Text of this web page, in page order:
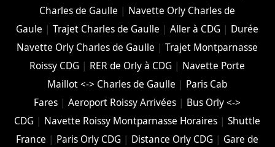
Charles de Gaulle | Navette Orly Charles de
Gaule |Trajet Charles de Gaulle |Aller à CDG | Durée
Navette Orly Charles de Gaulle |Trajet Montparnasse
Roissy CDG | RER de Orly à CDG | Navette Porte
Maillot <-> Charles de Gaulle | Paris Cab
Fares |Aeroport Roissy Arrivées | Bus Orly <->
CDG | Navette Roissy Montparnasse Horaires |Shuttle
France | Paris Orly CDG | Distance Orly CDG | Gare de